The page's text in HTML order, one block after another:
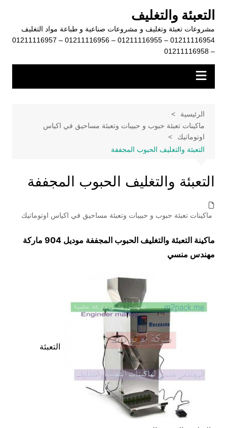
المحتوى
التعبئة والتغليف
مشروعات تعبئة وتغليف و مشروعات صناعية و طباعة مواد التغليف
01211116954 – 01211116955 – 01211116956 – 01211116957
– 01211116958
الرئيسية
ماكينات تعبئة حبوب و حبيبات وتعبئة مساحيق في اكياس
اوتوماتيك
التعبئة والتغليف الحبوب المجففة
التعبئة والتغليف الحبوب المجففة
ماكينات تعبئة حبوب و حبيبات وتعبئة مساحيق في اكياس اوتوماتيك
ماكينة التعبئة والتغليف الحبوب المجففة موديل 904 ماركة
مهندس منسي
التعبئة